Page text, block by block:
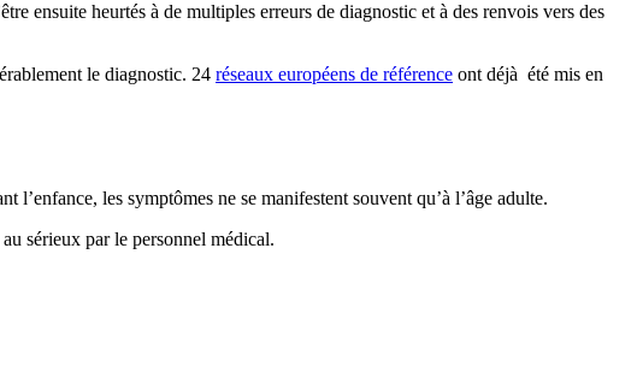
ensuite heurtés à de multiples erreurs de diagnostic et à des renvois vers des
le diagnostic. 24 réseaux européens de référence ont déjà été mis en
les symptômes ne se manifestent souvent qu’à l’âge adulte.
sérieux par le personnel médical.